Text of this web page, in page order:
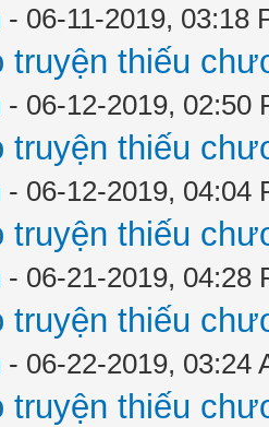
- 06-11-2019, 03:18
truyện thiếu
- 06-12-2019, 02:50
truyện thiếu
- 06-12-2019, 04:04
truyện thiếu
- 06-21-2019, 04:28
truyện thiếu
- 06-22-2019, 03:24
truyện thiếu